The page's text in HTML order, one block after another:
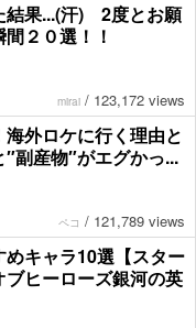
結果...(汗) 2度とお願
２０選！！
mirai / 123,172 views
外ロケに行く理由と
副産物″がエグかっ...
ペコ / 121,789 views
キャラ10選【スター
ヒーローズ銀河の英